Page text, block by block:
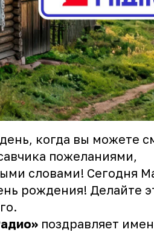
когда вы можете
пожеланиями,
словами! Сегодня
рождения! Делайте
поздравляет